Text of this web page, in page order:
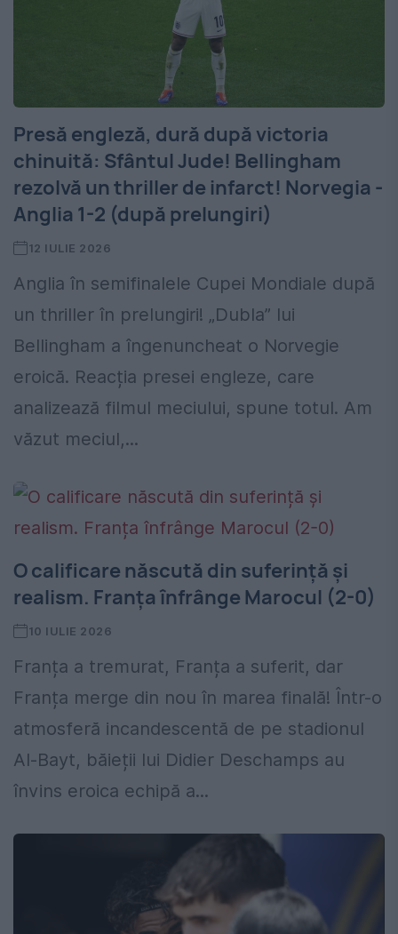
Presă engleză, dură după victoria
chinuită: Sfântul Jude! Bellingham
rezolvă un thriller de infarct! Norvegia -
Anglia 1-2 (după prelungiri)
12 IULIE 2026
Anglia în semifinalele Cupei Mondiale după
un thriller în prelungiri! „Dubla” lui
Bellingham a îngenuncheat o Norvegie
eroică. Reacția presei engleze, care
analizează filmul meciului, spune totul. Am
văzut meciul,...
O calificare născută din suferință și
realism. Franța înfrânge Marocul (2-0)
10 IULIE 2026
Franța a tremurat, Franța a suferit, dar
Franța merge din nou în marea finală! Într-o
atmosferă incandescentă de pe stadionul
Al-Bayt, băieții lui Didier Deschamps au
învins eroica echipă a...